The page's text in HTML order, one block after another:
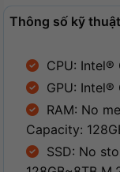
Thông số kỹ
CPU:
GPU: Intel®
RAM: No
Capacity:
SSD: No